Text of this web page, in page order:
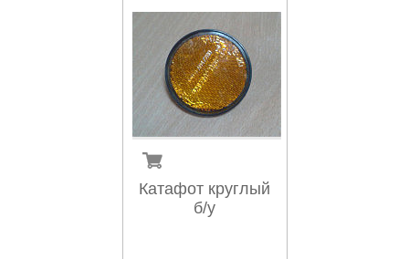
Катафот круглый
б/у